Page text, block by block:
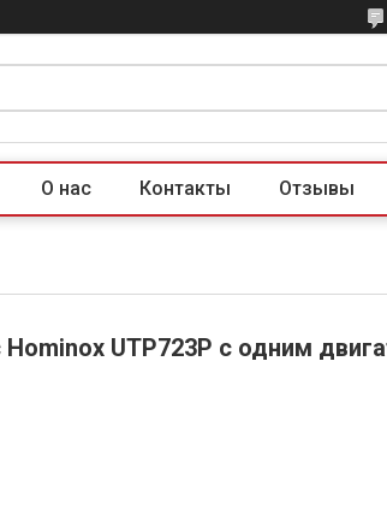
О нас Контакты Отзывы
UTP723P с одним